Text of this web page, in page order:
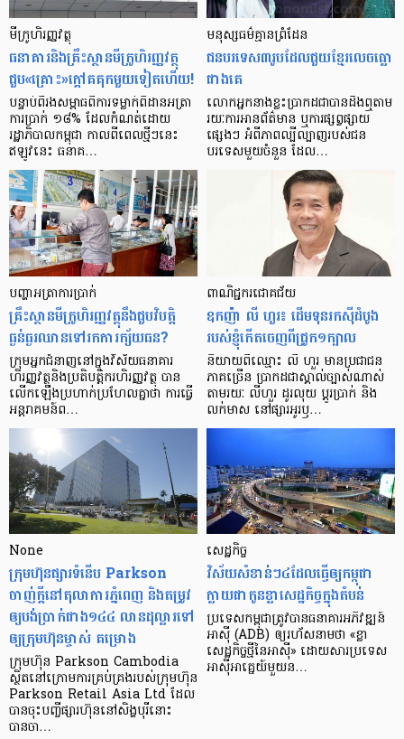
មីក្រូ​ហិរញ្ញវត្ថុ
ធនាគារ​និង​គ្រឹះស្ថាន​មីក្រូ​ហិរញ្ញវត្ថុ​
ជួប«គ្រោះ»ក្តៅ​គគុក​មួយ​ទៀត​ហើយ!
បន្ទាប់​ពី​រង​សម្ពាធ​​ពី​ការ​ទម្លាក់​ពិដាន​អត្រា​
ការ​ប្រាក់ ១៨​% ដែល​កំណត់​ដោយ​
រដ្ឋាភិបាល​កម្ពុជា កាល​ពី​ពេល​ថ្មីៗ​នេះ
ឥឡូវ​នេះ ធនាគ…
មនុស្ស​ធម៌​គ្មាន​ព្រំដែន
ជន​បរទេស​៣​រូប​ដែល​ជួយ​ខ្មែរ​លេច​ធ្លោ​
ជាង​គេ
លោកអ្នក​នាង​ខ្លះ​ប្រាកដ​ជា​បាន​​ដឹង​ឮ​តាម​
រយៈ​ការ​អាន​ព័ត៌មាន ឬ​ការ​ផ្សព្វផ្សាយ​
ផ្សេងៗ អំពី​ភាព​ល្បីល្បាញ​របស់​ជន​
បរទេស​មួយ​ចំនួន ដែល…
បញ្ហា​អត្រា​ការប្រាក់
គ្រឹះស្ថាន​មីក្រូ​ហិរញ្ញវត្ថុ​នឹង​ជួប​វិបត្តិ​
ធ្ងន់ធ្ងរ​ឈាន​ទៅ​រក​ការ​ក្ស័យធន?
ក្រុម​អ្នក​ជំនាញ​នៅ​ក្នុង​វិស័យ​ធនាគារ
ហិរញ្ញវត្ថុ​និង​ប្រតិបត្តិករ​ហិរញ្ញ​វត្ថុ បាន​​
លើក​ឡើង​ប្រហាក់​ប្រហែល​គ្នា​ថា ការ​ធ្វើ​
អន្តរាគមន៍​ព…
ពាណិជ្ជករជោគជ័យ
ឧកញ៉ា លី ហួរ៖ ដើមទុនរកស៊ីដំបូង
របស់ខ្ញុំកើតចេញពីជ្រូក១ក្បាល
និយាយ​ពី​ឈ្មោះ លី ហួរ មាន​ប្រជាជន​
ភាគ​ច្រើន ប្រាកដ​ជា​ស្គាល់​ច្បាស់​ណាស់
តាមរយៈ លីហួរ ដូរ​លុយ ប្តូរ​បា្រក់ និង​
លក់​មាស នៅ​ផ្សារ​អូរ​ឫ…
None
ក្រុមហ៊ុនផ្សារទំនើប Parkson
ចាញ់ក្ដីនៅតុលាការភ្នំពេញ និងតម្រូវ
ឲ្យបង់ប្រាក់ជាង១៤៤ លានដុល្លារទៅ
ឲ្យក្រុមហ៊ុនម្ចាស់ គម្រោង
ក្រុមហ៊ុន Parkson Cambodia
ស្ថិតនៅក្រោមការគ្រប់គ្រងរបស់ក្រុមហ៊ុន
Parkson Retail Asia Ltd ដែល
បានចុះបញ្ចីផ្សារហ៊ុននៅសិង្ហបុរីនោះ
បានចា…
សេដ្ឋកិច្ច​
វិស័យ​សំខាន់ៗ​៤​ដែល​ធ្វើ​ឲ្យ​កម្ពុជា​
ក្លាយ​ជា​កូន​ខ្លា​សេដ្ឋកិច្ច​ក្នុង​តំបន់
ប្រទេស​កម្ពុជា​ត្រូវ​បាន​ធនាគារ​អភិវឌ្ឍន៍​
អាស៊ី (ADB) ឲ្យ​រហ័ស​នាមថា «ខ្លា​
សេដ្ឋកិច្ច​ថ្មី​នៃ​អាស៊ី» ដោយសារ​ប្រទេស​
អាស៊ី​អាគ្នេយ៍​មួយ​ន…